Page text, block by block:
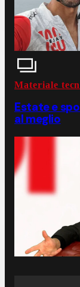
Materiale
Estate e
al meglio